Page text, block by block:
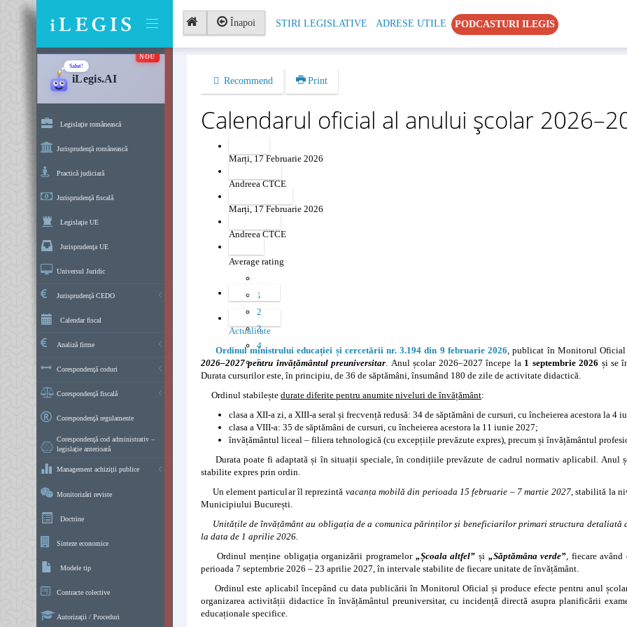
Înapoi STIRI LEGISLATIVE ADRESE UTILE PODCASTURI ILEGIS
NOU
Salut!
iLegis.AI
Legislaţie românească
Jurisprudenţă românească
Practică judiciară
Jurisprudenţă fiscală
Legislaţie UE
Jurisprudenţa UE
Universul Juridic
Jurisprudenţă CEDO
Calendar fiscal
Analiză firme
Corespondenţă coduri
Corespondenţă fiscală
Corespondenţă regulamente
Corespondenţă cod administrativ –
legislație anterioară
Management achiziţii publice
Monitorizări reviste
Doctrine
Sinteze economice
Modele tip
Contracte colective
Autorizaţii / Proceduri
Recommend Print
Calendarul oficial al anului școlar
Marți, 17 Februarie 2026
Andreea CTCE
Marți, 17 Februarie 2026
Andreea CTCE
Average rating
1
2
3
4
5
Favourites
Categories
Actualitate
Ordinul ministrului educației și cercetării nr. 3.194 din 9 februarie 2026, publicat în Monitorul Oficial
2026–2027 pentru învățământul preuniversitar. Anul școlar 2026–2027 începe la 1 septembrie 2026 și se
Durata cursurilor este, în principiu, de 36 de săptămâni, însumând 180 de zile de activitate didactică.
Ordinul stabilește durate diferite pentru anumite niveluri de învățământ:
clasa a XII-a zi, a XIII-a seral și frecvență redusă: 34 de săptămâni de cursuri, cu încheierea acestora la 4
clasa a VIII-a: 35 de săptămâni de cursuri, cu încheierea acestora la 11 iunie 2027;
învățământul liceal – filiera tehnologică (cu excepțiile prevăzute expres), precum și învățământul
Durata poate fi adaptată și în situații speciale, în condițiile prevăzute de cadrul normativ aplicabil. Anul
stabilite expres prin ordin.
Un element particular îl reprezintă vacanța mobilă din perioada 15 februarie – 7 martie 2027, stabilită la
Municipiului București.
Unitățile de învățământ au obligația de a comunica părinților și beneficiarilor primari structura detaliată
la data de 1 aprilie 2026.
Ordinul menține obligația organizării programelor „Școala altfel” și „Săptămâna verde”, fiecare având
perioada 7 septembrie 2026 – 23 aprilie 2027, în intervale stabilite de fiecare unitate de învățământ.
Ordinul este aplicabil începând cu data publicării în Monitorul Oficial și produce efecte pentru anul
organizarea activității didactice în învățământul preuniversitar, cu incidență directă asupra planificării
educaționale specifice.